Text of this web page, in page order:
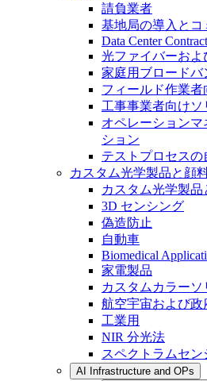
請負業者
基地局の導入と
Data Center
光ファイバーお
家庭用ブロード
フィールド作業
工事事業者向けソ
オペレーション
ション
テストプロセスの
カスタム光学製品と顔
カスタム光学製品
3D センシング
偽造防止
自動車
Biomedical
家電製品
カスタムカラー
航空宇宙および政
工業用
NIR 分光法
スペクトラムセン
AI Infrastructure and OPs